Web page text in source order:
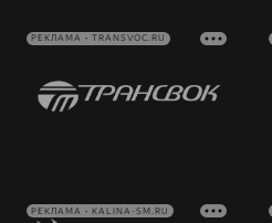
РЕКЛАМА • TRANSVOC.RU
РЕКЛАМА • KALINA-SM.RU